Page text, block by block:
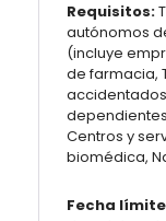
Requisitos:
autónomos
(incluye
de farmacia,
Centros y
biomédica,
Fecha